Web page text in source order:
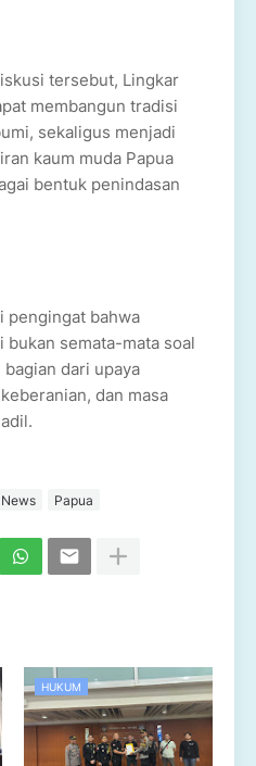
tersebut, Lingkar
membangun tradisi
sekaligus menjadi
kaum muda Papua
bentuk penindasan
pengingat bahwa
bukan semata-mata soal
dari upaya
dan masa
News Papua
HUKUM